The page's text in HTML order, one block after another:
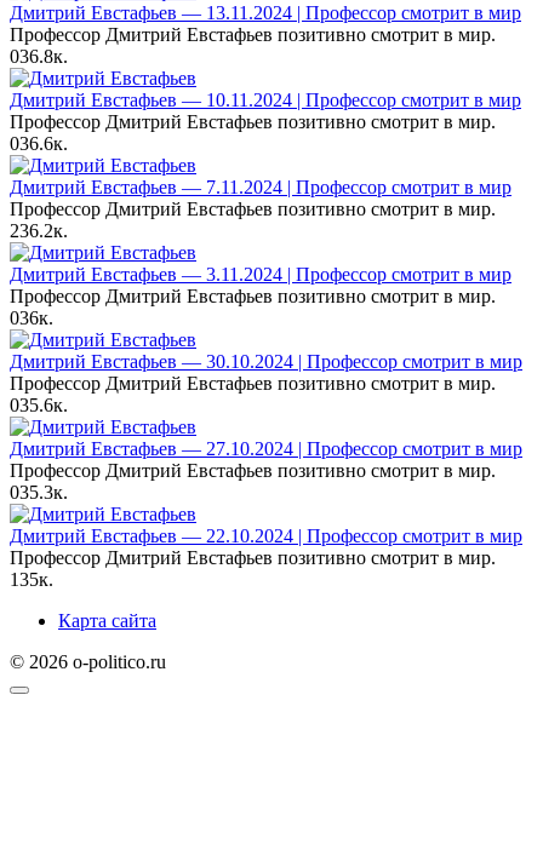
Дмитрий Евстафьев — 13.11.2024 | Профессор смотрит в мир
Профессор Дмитрий Евстафьев позитивно смотрит в мир.
036.8к.
Дмитрий Евстафьев — 10.11.2024 | Профессор смотрит в мир
Профессор Дмитрий Евстафьев позитивно смотрит в мир.
036.6к.
Дмитрий Евстафьев — 7.11.2024 | Профессор смотрит в мир
Профессор Дмитрий Евстафьев позитивно смотрит в мир.
236.2к.
Дмитрий Евстафьев — 3.11.2024 | Профессор смотрит в мир
Профессор Дмитрий Евстафьев позитивно смотрит в мир.
036к.
Дмитрий Евстафьев — 30.10.2024 | Профессор смотрит в мир
Профессор Дмитрий Евстафьев позитивно смотрит в мир.
035.6к.
Дмитрий Евстафьев — 27.10.2024 | Профессор смотрит в мир
Профессор Дмитрий Евстафьев позитивно смотрит в мир.
035.3к.
Дмитрий Евстафьев — 22.10.2024 | Профессор смотрит в мир
Профессор Дмитрий Евстафьев позитивно смотрит в мир.
135к.
Карта сайта
© 2026 o-politico.ru